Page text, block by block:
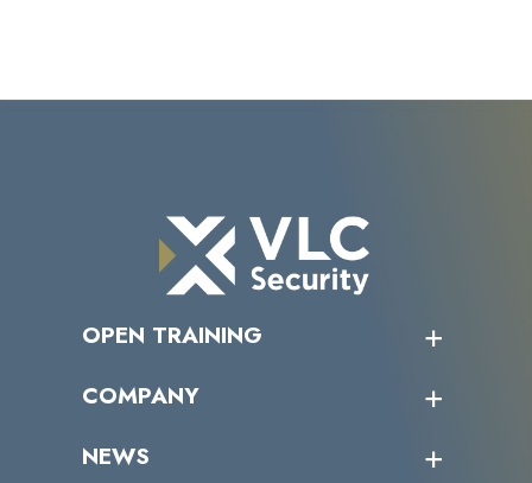
OPEN TRAINING
受講者の声
COMPANY
トップメッセージ
NEWS